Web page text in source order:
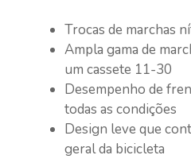
Trocas de marchas
Ampla gama de
um cassete 11-30
Desempenho de
todas as condições
Design leve que
geral da bicicleta